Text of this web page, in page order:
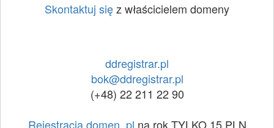
Skontaktuj sięz właścicielem domeny
ddregistrar.pl
bok@ddregistrar.pl
(+48) 22 211 22 90
Rejestracja domen .pl na rok TYLKO 15 PLN